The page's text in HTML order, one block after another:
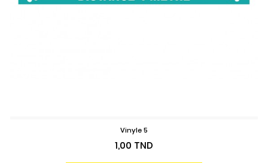
Vinyle 5
Prix
1,00 TND